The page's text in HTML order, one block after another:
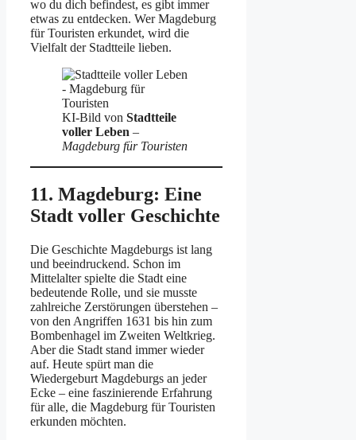
wo du dich befindest, es gibt immer
etwas zu entdecken. Wer Magdeburg
für Touristen erkundet, wird die
Vielfalt der Stadtteile lieben.
KI-Bild von Stadtteile
voller Leben –
Magdeburg für Touristen
11. Magdeburg: Eine
Stadt voller Geschichte
Die Geschichte Magdeburgs ist lang
und beeindruckend. Schon im
Mittelalter spielte die Stadt eine
bedeutende Rolle, und sie musste
zahlreiche Zerstörungen überstehen –
von den Angriffen 1631 bis hin zum
Bombenhagel im Zweiten Weltkrieg.
Aber die Stadt stand immer wieder
auf. Heute spürt man die
Wiedergeburt Magdeburgs an jeder
Ecke – eine faszinierende Erfahrung
für alle, die Magdeburg für Touristen
erkunden möchten.